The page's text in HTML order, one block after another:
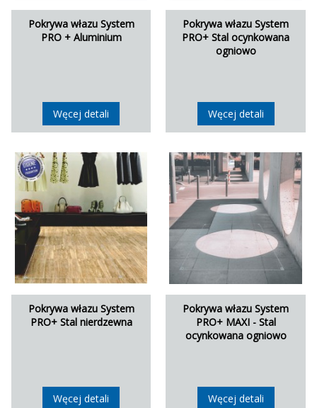
Pokrywa włazu System
PRO + Aluminium
Węcej detali
Pokrywa włazu System
PRO+ Stal ocynkowana
ogniowo
Węcej detali
Pokrywa włazu System
PRO+ Stal nierdzewna
Węcej detali
Pokrywa włazu System
PRO+ MAXI - Stal
ocynkowana ogniowo
Węcej detali